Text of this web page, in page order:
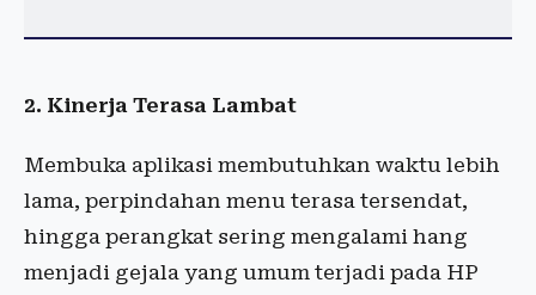
2. Kinerja Terasa Lambat
Membuka aplikasi membutuhkan waktu lebih
lama, perpindahan menu terasa tersendat,
hingga perangkat sering mengalami hang
menjadi gejala yang umum terjadi pada HP